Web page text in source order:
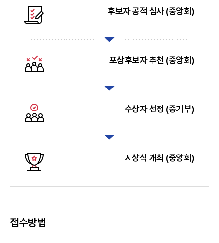
후보자 공적 심사 (중앙회)
포상후보자 추천 (중앙회)
수상자 선정 (중기부)
시상식 개최 (중앙회)
접수방법